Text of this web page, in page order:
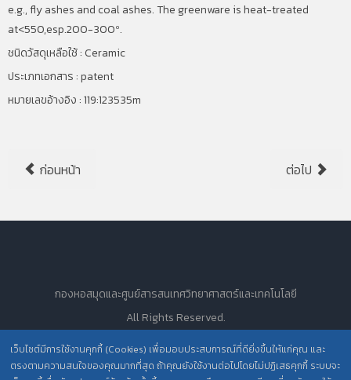
e.g., fly ashes and coal ashes. The greenware is heat-treated
at<550,esp.200-300º.
ชนิดวัสดุเหลือใช้ : Ceramic
ประเภทเอกสาร : patent
หมายเลขอ้างอิง : 119:123535m
ก่อนหน้า ต่อไป
เว็บไซต์มีการใช้งานคุกกี้ (Cookies) เพื่อมอบประสบการณ์ที่ดียิ่งขึ้นให้แก่คุณ และ
ตรงตามความสนใจของคุณมากที่สุด ถ้าคุณยังใช้งานต่อไปโดยไม่ปฏิเสธคุกกี้ ระบบจะ
กองหอสมุดและศูนย์สารสนเทศวิทยาศาสตร์และเทคโนโลยี
All Rights Reserved.
นโยบายการคุ้มครองข้อมูลส่วนบุคคล วศ. /